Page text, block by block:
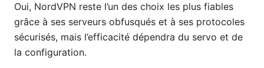
Oui, NordVPN reste l’un des choix les plus fiables
grâce à ses serveurs obfusqués et à ses protocoles
sécurisés, mais l’efficacité dépendra du servo et de
la configuration.